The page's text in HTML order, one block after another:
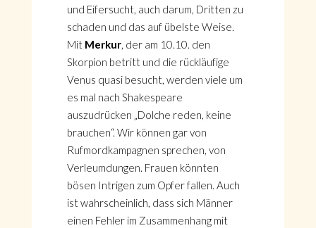
und Eifersucht, auch darum, Dritten zu
schaden und das auf übelste Weise.
Mit Merkur, der am 10.10. den
Skorpion betritt und die rückläufige
Venus quasi besucht, werden viele um
es mal nach Shakespeare
auszudrücken „Dolche reden, keine
brauchen“. Wir können gar von
Rufmordkampagnen sprechen, von
Verleumdungen. Frauen könnten
bösen Intrigen zum Opfer fallen. Auch
ist wahrscheinlich, dass sich Männer
einen Fehler im Zusammenhang mit